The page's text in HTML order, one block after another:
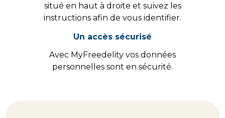
situé en haut à droite et suivez les
instructions afin de vous identifier.
Un accès sécurisé
Avec MyFreedelity vos données
personnelles sont en sécurité.